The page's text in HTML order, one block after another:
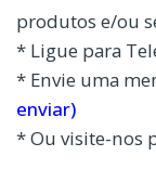
produtos e/ou
* Ligue para
* Envie uma
enviar)
* Ou visite-nos